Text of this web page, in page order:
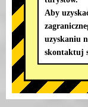
Aby
uzyskaniu
skontaktuj